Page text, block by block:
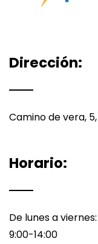
Dirección:
Camino de vera,
Horario:
De lunes a viernes:
9:00-14:00